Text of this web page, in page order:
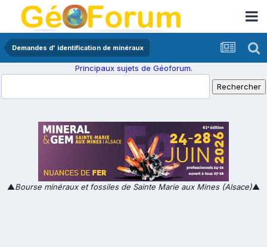
Demandes d' identification de minéraux
Principaux sujets de Géoforum.
▲Bourse minéraux et fossiles de Sainte Marie aux Mines (Alsace)▲